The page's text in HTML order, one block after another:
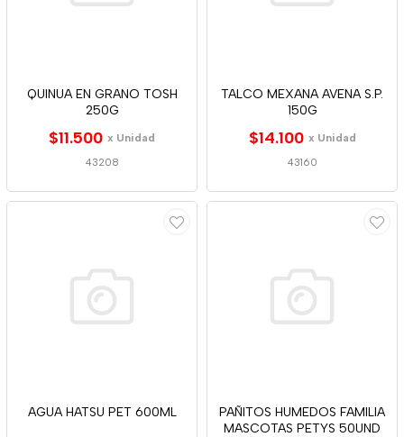
QUINUA EN GRANO TOSH
250G
$11.500 x Unidad
43208
TALCO MEXANA AVENA S.P.
150G
$14.100 x Unidad
43160
AGUA HATSU PET 600ML
PAÑITOS HUMEDOS FAMILIA
MASCOTAS PETYS 50UND